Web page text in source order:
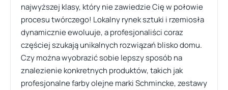
najwyższej klasy, który nie zawiedzie Cię w połowie
procesu twórczego! Lokalny rynek sztuki i rzemiosła
dynamicznie ewoluuje, a profesjonaliści coraz
częściej szukają unikalnych rozwiązań blisko domu.
Czy można wyobrazić sobie lepszy sposób na
znalezienie konkretnych produktów, takich jak
profesjonalne farby olejne marki Schmincke, zestawy